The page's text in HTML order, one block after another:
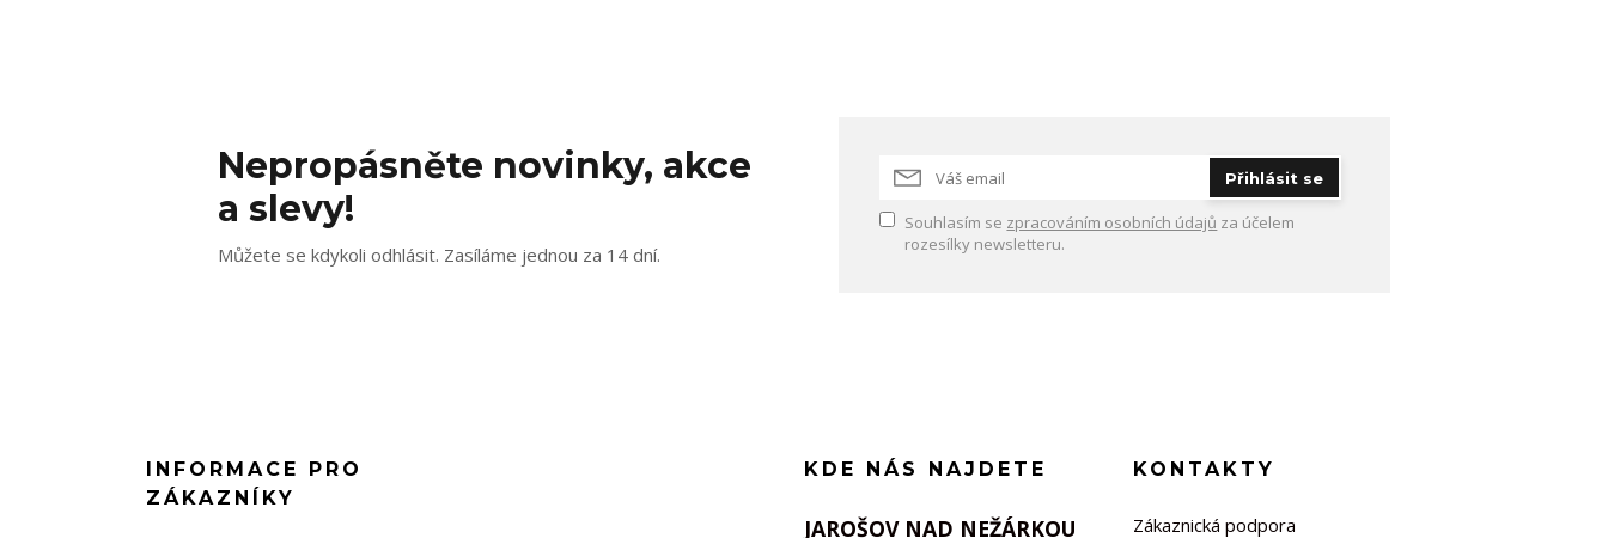
Nepropásněte novinky, akce
a slevy!
Můžete se kdykoli odhlásit. Zasíláme jednou za 14 dní.
Přihlásit se
Souhlasím se zpracováním osobních údajů za účelem
rozesílky newsletteru.
INFORMACE PRO
ZÁKAZNÍKY
KDE NÁS NAJDETE
JAROŠOV NAD NEŽÁRKOU
KONTAKTY
Zákaznická podpora